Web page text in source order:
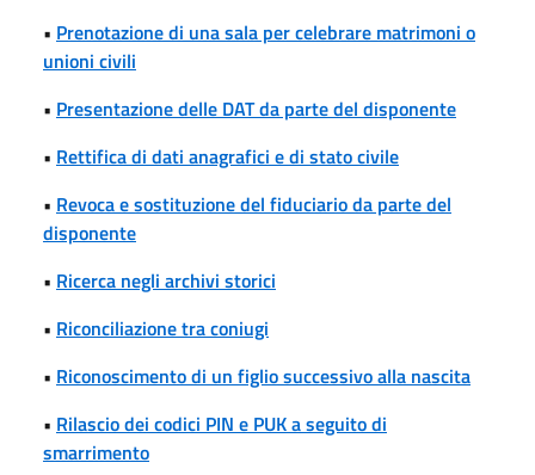
• Prenotazione di una sala per celebrare matrimoni o
unioni civili
• Presentazione delle DAT da parte del disponente
• Rettifica di dati anagrafici e di stato civile
• Revoca e sostituzione del fiduciario da parte del
disponente
• Ricerca negli archivi storici
• Riconciliazione tra coniugi
• Riconoscimento di un figlio successivo alla nascita
• Rilascio dei codici PIN e PUK a seguito di
smarrimento